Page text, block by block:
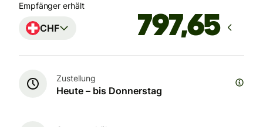
Empfänger erhält
CHF
Zustellung
Heute – bis Donnerstag